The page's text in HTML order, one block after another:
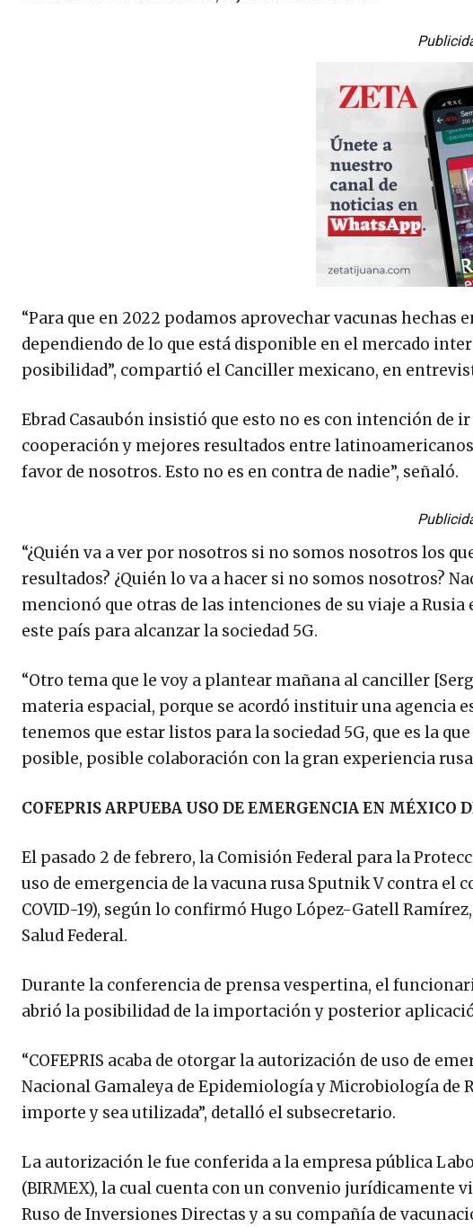
“Para que en 2022 podamos aprovechar vacunas
dependiendo de lo que está disponible en el mercado
posibilidad”, compartió el Canciller mexicano, en
Ebrad Casaubón insistió que esto no es con intención de
cooperación y mejores resultados entre
favor de nosotros. Esto no es en contra de nadie”, señaló.
“¿Quién va a ver por nosotros si no somos nosotros los
resultados? ¿Quién lo va a hacer si no somos nosotros?
mencionó que otras de las intenciones de su viaje a
este país para alcanzar la sociedad 5G.
“Otro tema que le voy a plantear mañana al canciller
materia espacial, porque se acordó instituir una agencia
tenemos que estar listos para la sociedad 5G, que es la
posible, posible colaboración con la gran experiencia rusa
COFEPRIS ARPUEBA USO DE EMERGENCIA EN MÉXICO
El pasado 2 de febrero, la Comisión Federal para la
uso de emergencia de la vacuna rusa Sputnik V contra el
COVID-19), según lo confirmó Hugo López-Gatell
Salud Federal.
Durante la conferencia de prensa vespertina, el
abrió la posibilidad de la importación y posterior
“COFEPRIS acaba de otorgar la autorización de uso de
Nacional Gamaleya de Epidemiología y Microbiología de
importe y sea utilizada”, detalló el subsecretario.
La autorización le fue conferida a la empresa pública
(BIRMEX), la cual cuenta con un convenio jurídicamente
Ruso de Inversiones Directas y a su compañía de